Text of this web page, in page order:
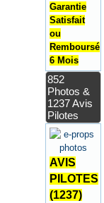
Garantie
Satisfait
ou
Remboursé
6 Mois
852
Photos &
1237 Avis
Pilotes
AVIS
PILOTES
(1237)